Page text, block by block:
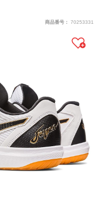
商品番号： 70253331